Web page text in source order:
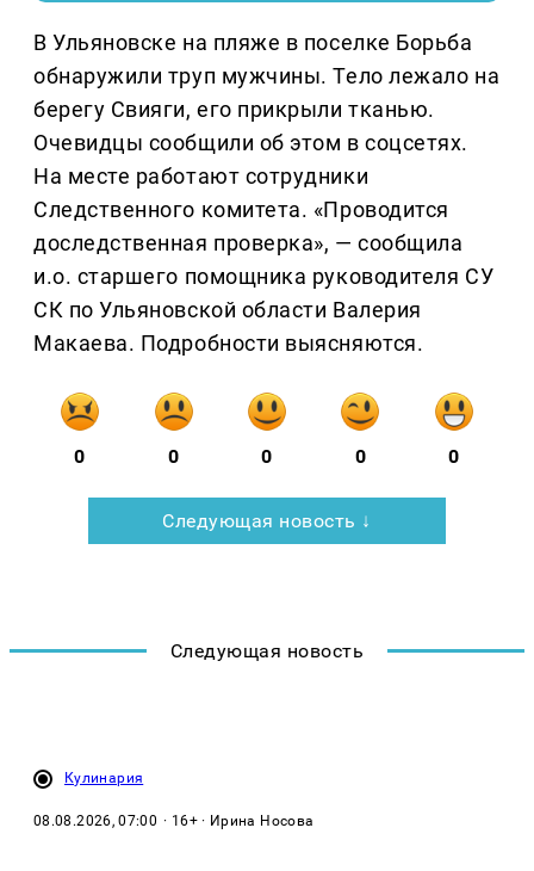
В Ульяновске на пляже в поселке Борьба
обнаружили труп мужчины. Тело лежало на
берегу Свияги, его прикрыли тканью.
Очевидцы сообщили об этом в соцсетях.
На месте работают сотрудники
Следственного комитета. «Проводится
доследственная проверка», — сообщила
и.о. старшего помощника руководителя СУ
СК по Ульяновской области Валерия
Макаева. Подробности выясняются.
0 0 0 0 0
Следующая новость ↓
Следующая новость
Кулинария
08.08.2026, 07:00 · 16+ · Ирина Носова